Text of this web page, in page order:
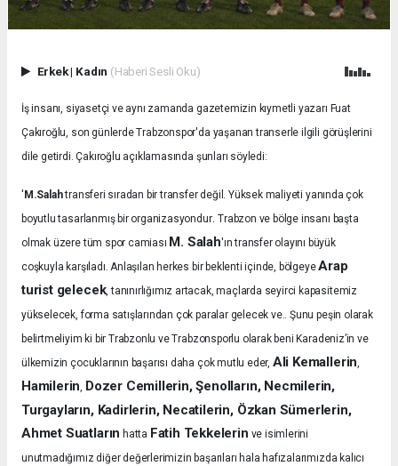
Erkek| Kadın (Haberi Sesli Oku)
İş insanı, siyasetçi ve aynı zamanda gazetemizin kıymetli yazarı Fuat
Çakıroğlu, son günlerde Trabzonspor'da yaşanan transerle ilgili görüşlerini
dile getirdi. Çakıroğlu açıklamasında şunları söyledi:
' M.Salahtransferi sıradan bir transfer değil. Yüksek maliyeti yanında çok
boyutlu tasarlanmış bir organizasyondur.Trabzon ve bölge insanı başta
olmak üzere tüm spor camiası M. Salah'ın transfer olayını büyük
coşkuyla karşıladı.Anlaşılan herkes bir beklenti içinde, bölgeyeArap
turist gelecek, tanınırlığımız artacak, maçlarda seyirci kapasitemiz
yükselecek, forma satışlarından çok paralar gelecek ve.. Şunu peşin olarak
belirtmeliyim ki bir Trabzonlu ve Trabzonsporlu olarak beni Karadeniz’in ve
ülkemizin çocuklarının başarısı daha çok mutlu eder, Ali Kemallerin,
Hamilerin, Dozer Cemillerin, Şenolların, Necmilerin,
Turgayların, Kadirlerin, Necatilerin, Özkan Sümerlerin,
Ahmet Suatların hatta Fatih Tekkelerin ve isimlerini
unutmadığımız diğer değerlerimizin başarıları hala hafızalarımızda kalıcı